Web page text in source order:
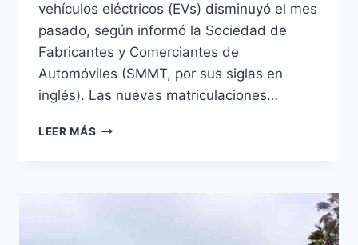
vehículos eléctricos (EVs) disminuyó el mes
pasado, según informó la Sociedad de
Fabricantes y Comerciantes de
Automóviles (SMMT, por sus siglas en
inglés). Las nuevas matriculaciones…
LEER MÁS
COCHES